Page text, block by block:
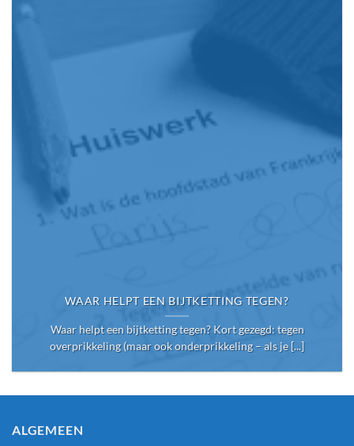
WAAR HELPT EEN BIJTKETTING TEGEN?
Waar helpt een bijtketting tegen? Kort gezegd: tegen
overprikkeling (maar ook onderprikkeling – als je [...]
ALGEMEEN